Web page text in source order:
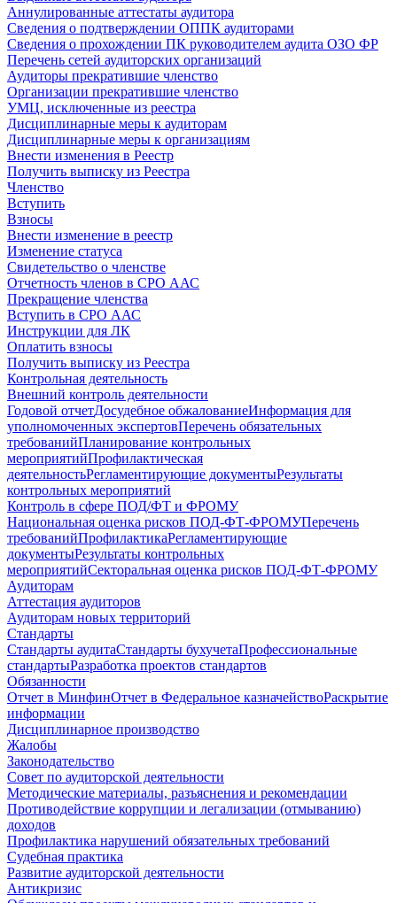
Аннулированные аттестаты аудитора
Сведения о подтверждении ОППК аудиторами
Сведения о прохождении ПК руководителем аудита ОЗО ФР
Перечень сетей аудиторских организаций
Аудиторы прекратившие членство
Организации прекратившие членство
УМЦ, исключенные из реестра
Дисциплинарные меры к аудиторам
Дисциплинарные меры к организациям
Внести изменения в Реестр
Получить выписку из Реестра
Членство
Вступить
Взносы
Внести изменение в реестр
Изменение статуса
Свидетельство о членстве
Отчетность членов в СРО ААС
Прекращение членства
Вступить в СРО ААС
Инструкции для ЛК
Оплатить взносы
Получить выписку из Реестра
Контрольная деятельность
Внешний контроль деятельности
Годовой отчетДосудебное обжалованиеИнформация для
уполномоченных экспертовПеречень обязательных
требованийПланирование контрольных
мероприятийПрофилактическая
деятельностьРегламентирующие документыРезультаты
контрольных мероприятий
Контроль в сфере ПОД/ФТ и ФРОМУ
Национальная оценка рисков ПОД-ФТ-ФРОМУПеречень
требованийПрофилактикаРегламентирующие
документыРезультаты контрольных
мероприятийСекторальная оценка рисков ПОД-ФТ-ФРОМУ
Аудиторам
Аттестация аудиторов
Аудиторам новых территорий
Стандарты
Стандарты аудитаСтандарты бухучетаПрофессиональные
стандартыРазработка проектов стандартов
Обязанности
Отчет в МинфинОтчет в Федеральное казначействоРаскрытие
информации
Дисциплинарное производство
Жалобы
Законодательство
Совет по аудиторской деятельности
Методические материалы, разъяснения и рекомендации
Противодействие коррупции и легализации (отмыванию)
доходов
Профилактика нарушений обязательных требований
Судебная практика
Развитие аудиторской деятельности
Антикризис